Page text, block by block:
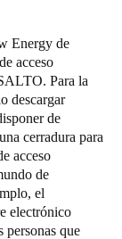
Energy de
acceso
Para la
descargar
de
cerradura para
acceso
de
el
electrónico
personas que